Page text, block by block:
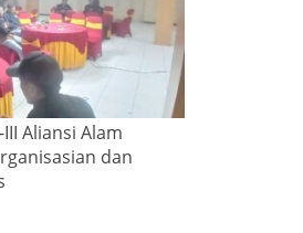
Aliansi Alam
dan